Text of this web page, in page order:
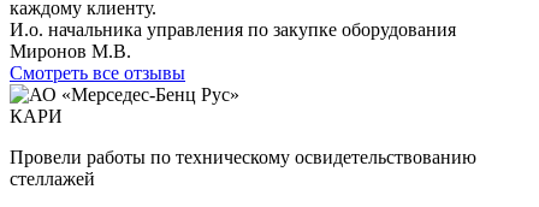
каждому клиенту.
И.о. начальника управления по закупке оборудования
Миронов М.В.
Смотреть все отзывы
КАРИ
Провели работы по техническому освидетельствованию
стеллажей